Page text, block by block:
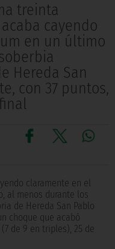
treinta
cayendo
en un último
Hereda San
con 37 puntos,
claramente en el
al menos durante los
de Hereda San Pablo
choque que acabó
de 9 en triples), 25 de